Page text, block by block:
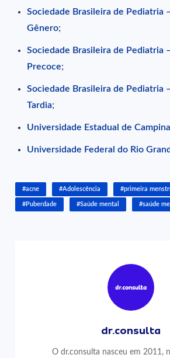
Sociedade Brasileira de Pediatria
Gênero;
Sociedade Brasileira de Pediatria
Precoce;
Sociedade Brasileira de Pediatria
Tardia;
Universidade Estadual de
Universidade Federal do Rio
#acne #Adolescência #primeira
#Puberdade #Saúde mental #saúde
dr.consulta
O dr.consulta nasceu em 2011,